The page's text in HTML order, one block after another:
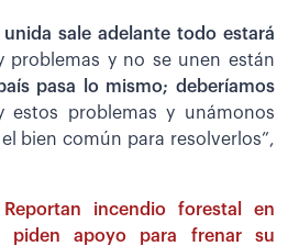
sale adelante todo estará
problemas y no se unen están
pasa lo mismo; deberíamos
estos problemas y unámonos
bien común para resolverlos”,
incendio forestal en
piden apoyo para frenar su